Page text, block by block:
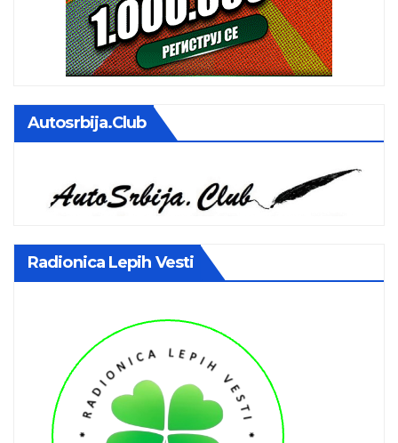
Autosrbija.club
Radionica Lepih Vesti